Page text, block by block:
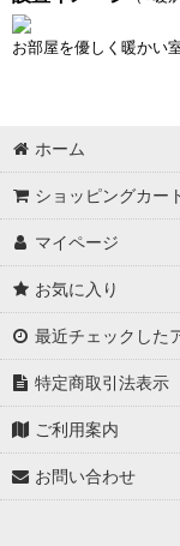
お部屋を優しく暖かい
ホーム
ショッピングカー
マイページ
お気に入り
最近チェックした
特定商取引法表示
ご利用案内
お問い合わせ